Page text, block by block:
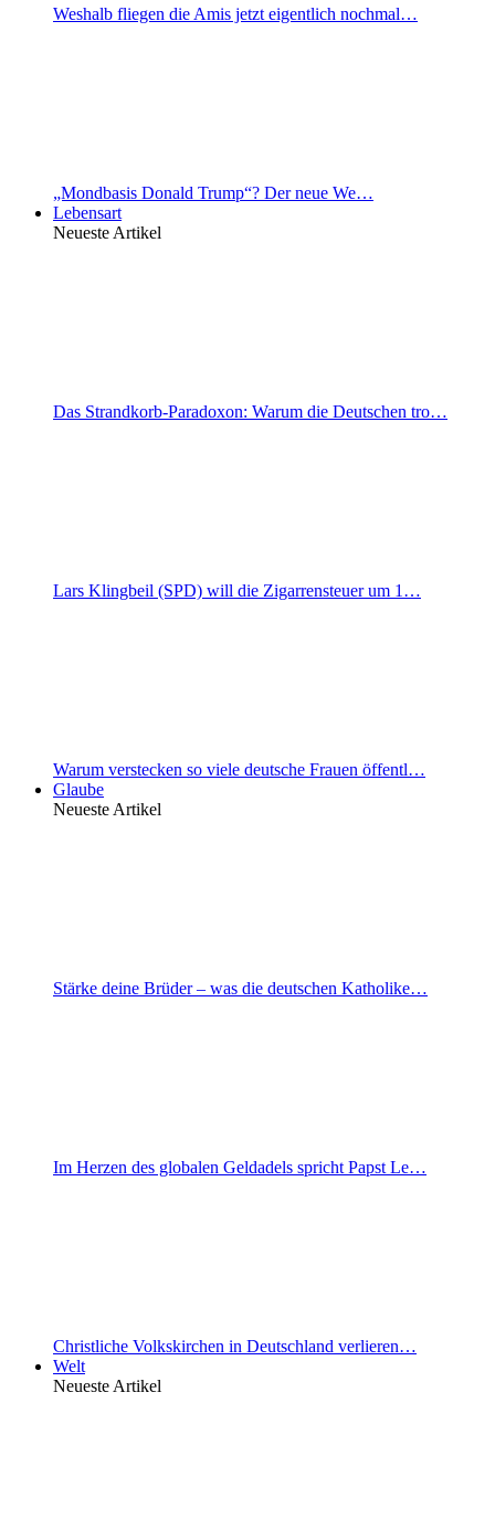
Weshalb fliegen die Amis jetzt eigentlich nochmal…
„Mondbasis Donald Trump“? Der neue We…
Lebensart
Neueste Artikel
Das Strandkorb-Paradoxon: Warum die Deutschen tro…
Lars Klingbeil (SPD) will die Zigarrensteuer um 1…
Warum verstecken so viele deutsche Frauen öffentl…
Glaube
Neueste Artikel
Stärke deine Brüder – was die deutschen Katholike…
Im Herzen des globalen Geldadels spricht Papst Le…
Christliche Volkskirchen in Deutschland verlieren…
Welt
Neueste Artikel